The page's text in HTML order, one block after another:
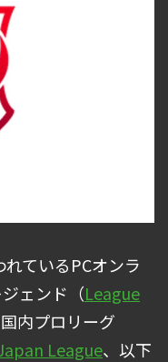
ているPCオンラ
ェンド（League
内プロリーグ
League、以下